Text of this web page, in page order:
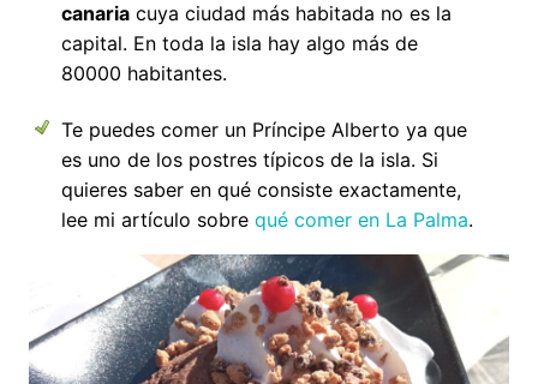
canariacuya ciudad más habitada no es la
capital. En toda la isla hay algo más de
80000 habitantes.
Te puedes comer un Príncipe Alberto ya que
es uno de los postres típicos de la isla. Si
quieres saber en qué consiste exactamente,
lee mi artículo sobre qué comer en La Palma.